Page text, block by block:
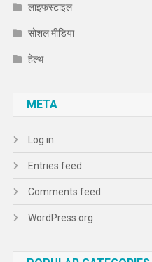
लाइफस्टाइल
सोशल मीडिया
हेल्थ
META
Log in
Entries feed
Comments feed
WordPress.org